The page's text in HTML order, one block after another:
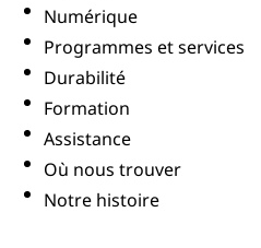
Numérique
Programmes et services
Durabilité
Formation
Assistance
Où nous trouver
Notre histoire